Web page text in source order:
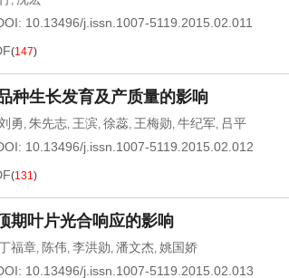
10.13496/j.issn.1007-5119.2015.02.011
(147)
种生长发育及产质量的影响
勇 , 朱先志, 王滨, 徐蕊, 王梅勋, 牛纪军, 吕平
10.13496/j.issn.1007-5119.2015.02.012
(131)
期叶片光合响应的影响
福章, 陈伟, 李洪勋, 潘文杰, 姚国娇
10.13496/j.issn.1007-5119.2015.02.013